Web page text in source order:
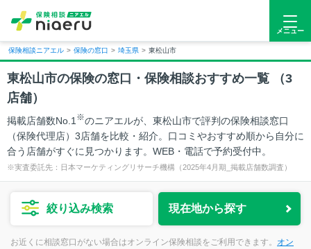
メニュー
保険相談ニアエル > 保険の窓口 > 埼玉県 > 東松山市
東松山市の保険の窓口・保険相談おすすめ一覧 （3
店舗）
掲載店舗数No.1 ※のニアエルが、東松山市で評判の保険相談窓口
（保険代理店）3店舗を比較・紹介。口コミやおすすめ順から自分に
合う店舗がすぐに見つかります。WEB・電話で予約受付中。
※実査委託先：日本マーケティングリサーチ機構（2025年4月期_掲載店舗数調査）
絞り込み検索 現在地から探す
お近くに相談窓口がない場合はオンライン保険相談をご利用できます。 オン